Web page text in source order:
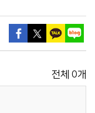
전체 0개